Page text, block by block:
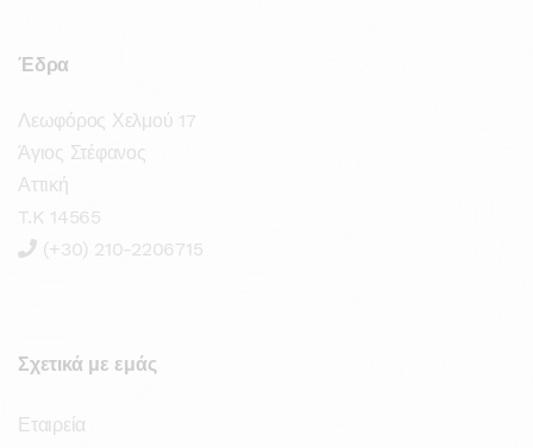
Έδρα
Λεωφόρος Χελμού 17
Άγιος Στέφανος
Αττική
T.K 14565
(+30) 210-2206715
Σχετικά με εμάς
Εταιρεία